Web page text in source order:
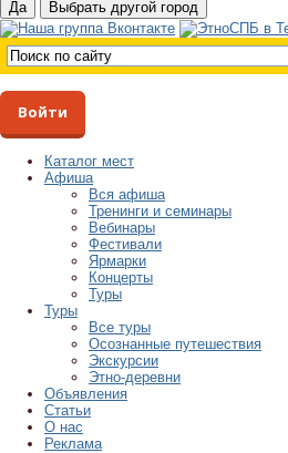
Войти
Каталог мест
Афиша
Вся афиша
Тренинги и семинары
Вебинары
Фестивали
Ярмарки
Концерты
Туры
Туры
Все туры
Осознанные путешествия
Экскурсии
Этно-деревни
Объявления
Статьи
О нас
Реклама